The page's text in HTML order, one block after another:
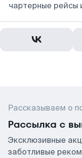
чартерные рейсы
Рассказываем о
Рассылка с
Эксклюзивные
заботливые